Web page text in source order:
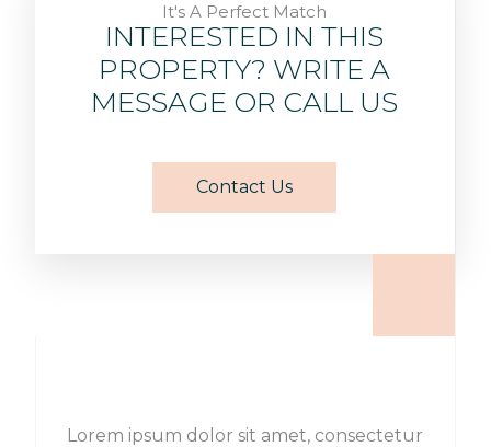
It's A Perfect Match
INTERESTED IN THIS
PROPERTY? WRITE A
MESSAGE OR CALL US
Contact Us
Lorem ipsum dolor sit amet, consectetur